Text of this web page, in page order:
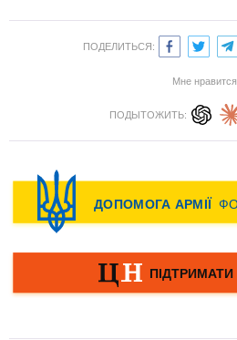
ПОДЕЛИТЬСЯ:
Мне нравится
ПОДЫТОЖИТЬ: